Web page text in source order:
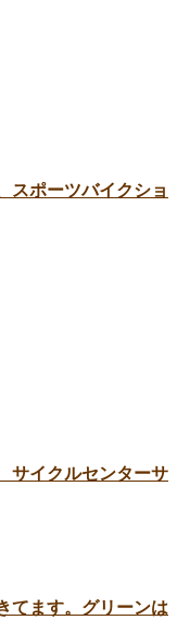
スポーツバイクショ
サイクルセンターサ
てます。グリーンは